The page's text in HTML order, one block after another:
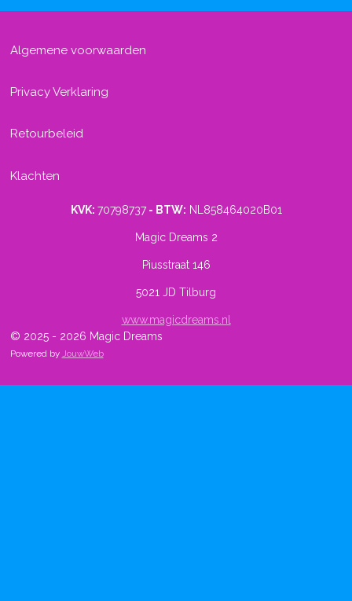
Algemene voorwaarden
Privacy Verklaring
Retourbeleid
Klachten
KVK: 70798737- BTW: NL858464020B01
Magic Dreams 2
Piusstraat 146
5021 JD Tilburg
www.magicdreams.nl
© 2025 - 2026 Magic Dreams
Powered by JouwWeb